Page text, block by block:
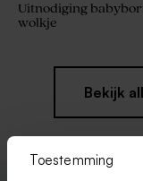
Toestemming
Uitnodiging
wolkje
Bekijk